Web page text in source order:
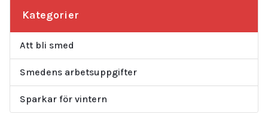
Kategorier
Att bli smed
Smedens arbetsuppgifter
Sparkar för vintern